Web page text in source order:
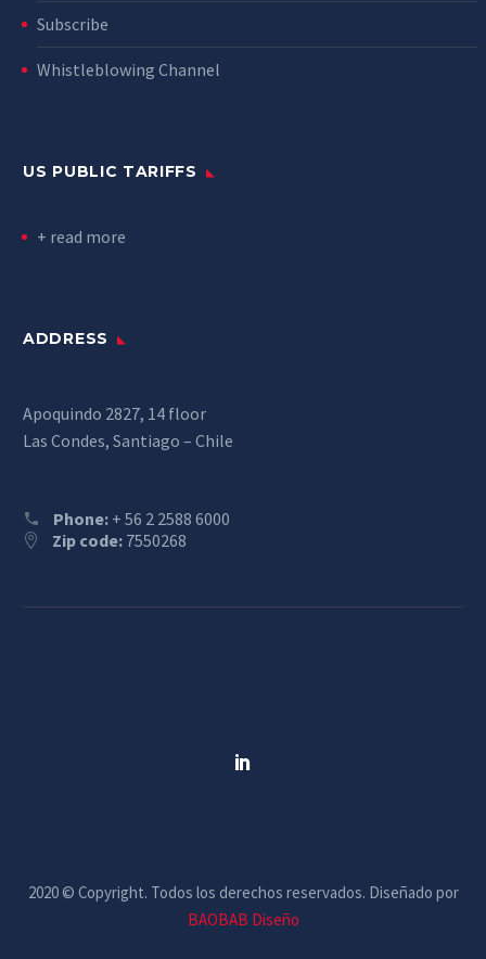
Subscribe
Whistleblowing Channel
US PUBLIC TARIFFS
+ read more
ADDRESS
Apoquindo 2827, 14 floor
Las Condes, Santiago – Chile
Phone: + 56 2 2588 6000
Zip code: 7550268
2020 © Copyright. Todos los derechos reservados. Diseñado por
BAOBAB Diseño